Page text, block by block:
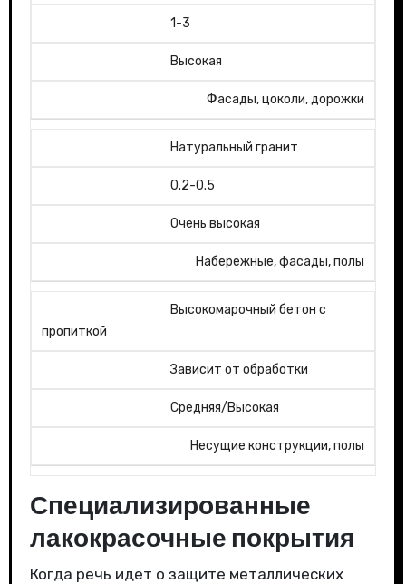
1-3
Высокая
Фасады, цоколи, дорожки
Натуральный гранит
0.2-0.5
Очень высокая
Набережные, фасады, полы
Высокомарочный бетон с
пропиткой
Зависит от обработки
Средняя/Высокая
Несущие конструкции, полы
Специализированные
лакокрасочные покрытия
Когда речь идет о защите металлических